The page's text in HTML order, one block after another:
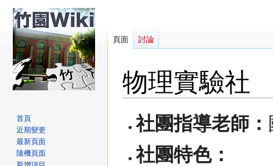
物理實驗社
至
覽
至
尋
社團指導老師：
社團特色：
頁面 討論
首頁
近期變更
最新頁面
隨機頁面